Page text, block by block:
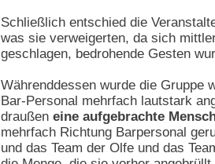
Schließlich entschied die
was sie verweigerten, da sich
geschlagen, bedrohende Gesten
Währenddessen wurde die Gruppe
Bar-Personal mehrfach lautstark
draußen eine aufgebrachte
mehrfach Richtung Barpersonal
und das Team der Olfe und das